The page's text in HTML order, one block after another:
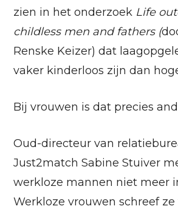
zien in het onderzoek Life
childless men and fathers (
Renske Keizer) dat
vaker kinderloos zijn dan
Bij vrouwen is dat precies
Oud-directeur van
Just2match Sabine Stuiver
werkloze mannen niet meer
Werkloze vrouwen schreef ze